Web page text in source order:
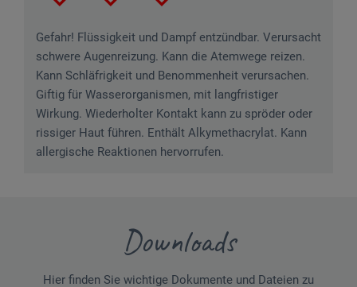
Gefahr! Flüssigkeit und Dampf entzündbar. Verursacht
schwere Augenreizung. Kann die Atemwege reizen.
Kann Schläfrigkeit und Benommenheit verursachen.
Giftig für Wasserorganismen, mit langfristiger
Wirkung. Wiederholter Kontakt kann zu spröder oder
rissiger Haut führen. Enthält Alkymethacrylat. Kann
allergische Reaktionen hervorrufen.
Downloads
Hier finden Sie wichtige Dokumente und Dateien zu